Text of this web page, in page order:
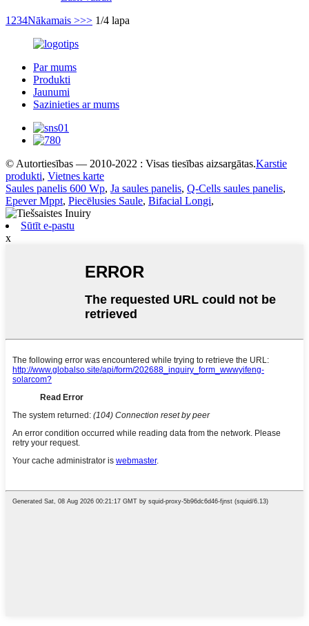
1 234Nākamais >>> 1/4 lapa
Par mums
Produkti
Jaunumi
Sazinieties ar mums
© Autortiesības — 2010-2022 : Visas tiesības aizsargātas.Karstie
produkti, Vietnes karte
Saules panelis 600 Wp, Ja saules panelis, Q-Cells saules panelis,
Epever Mppt, Piecēlusies Saule, Bifacial Longi,
Sūtīt e-pastu
x